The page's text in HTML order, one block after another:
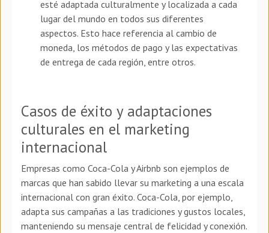
esté adaptada culturalmente y localizada a cada
lugar del mundo en todos sus diferentes
aspectos. Esto hace referencia al cambio de
moneda, los métodos de pago y las expectativas
de entrega de cada región, entre otros.
Casos de éxito y adaptaciones
culturales en el marketing
internacional
Empresas como Coca-Cola y Airbnb son ejemplos de
marcas que han sabido llevar su marketing a una escala
internacional con gran éxito. Coca-Cola, por ejemplo,
adapta sus campañas a las tradiciones y gustos locales,
manteniendo su mensaje central de felicidad y conexión.